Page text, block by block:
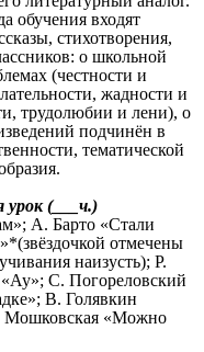
обучения входят
стихотворения,
о школьной
(честности и
жадности и
трудолюбии и лени), о
подчинён в
тематической
(___ч.)
А. Барто «Стали
отмечены
наизусть); Р.
С. Погореловский
В. Голявкин
Мошковская «Можно